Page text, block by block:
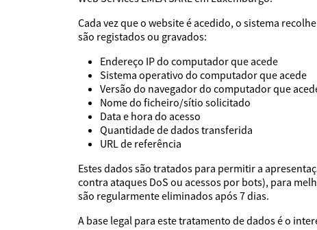
Cada vez que o website é acedido, o sistema
são registados ou gravados:
Endereço IP do computador que acede
Sistema operativo do computador que acede
Versão do navegador do computador que
Nome do ficheiro/sítio solicitado
Data e hora do acesso
Quantidade de dados transferida
URL de referência
Estes dados são tratados para permitir a
contra ataques DoS ou acessos por bots), para
são regularmente eliminados após 7 dias.
A base legal para este tratamento de dados é o